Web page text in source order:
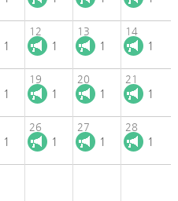
1
12
1
13
1
14
1
1
19
1
20
1
21
1
1
26
1
27
1
28
1